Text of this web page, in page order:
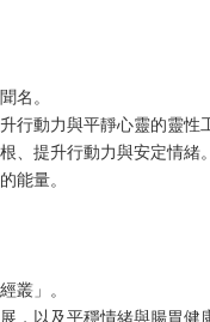
名。
動力與平靜心靈的靈性
、提升行動力與安定情緒。
能量。
叢」。
以及平穩情緒與腸胃健康